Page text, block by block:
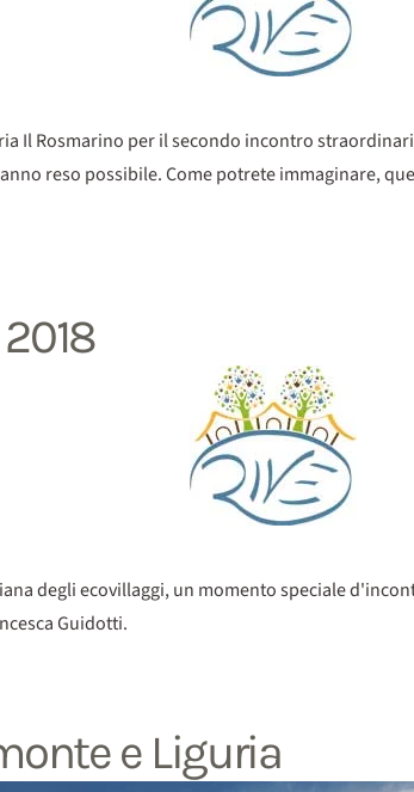
Il Rosmarino per il secondo incontro
reso possibile. Come potrete immaginare,
degli ecovillaggi, un momento speciale
Guidotti.
e Liguria